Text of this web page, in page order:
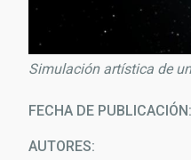
Simulación artística de
FECHA DE PUBLICACIÓN
AUTORES